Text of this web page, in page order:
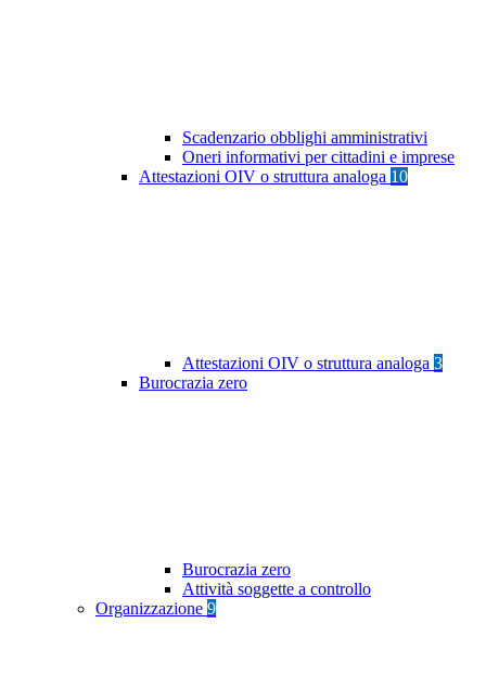
Scadenzario obblighi amministrativi
Oneri informativi per cittadini e imprese
Attestazioni OIV o struttura analoga 10
Attestazioni OIV o struttura analoga 3
Burocrazia zero
Burocrazia zero
Attività soggette a controllo
Organizzazione 9